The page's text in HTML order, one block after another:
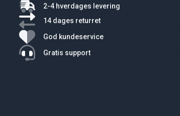
2-4 hverdages levering
14 dages returret
God kundeservice
Gratis support